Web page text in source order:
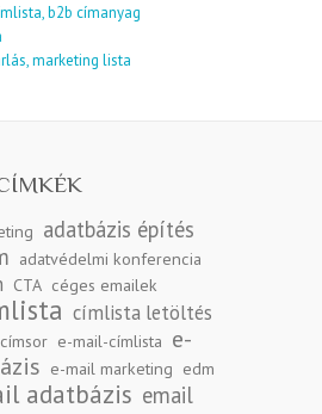
b2b címanyag
marketing lista
adatbázis építés
adatvédelmi konferencia
CTA céges emailek
címlista letöltés
címsor e-mail-címlista e-
e-mail marketing edm
adatbázis email